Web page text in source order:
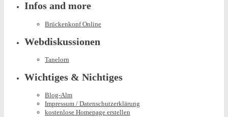
Infos and more
Brückenkopf Online
Webdiskussionen
Tanelorn
Wichtiges & Nichtiges
Blog-Alm
Impressum / Datenschutzerklärung
kostenlose Homepage erstellen